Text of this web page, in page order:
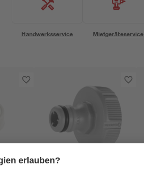
Handwerksservice Mietgeräteservice